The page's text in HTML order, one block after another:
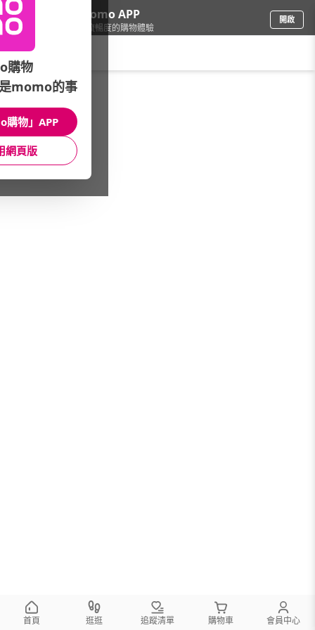
下載momo APP
給你3倍流暢度的購物體驗
開啟
品牌旗艦/PHILIPS 飛利浦 Saeco 咖啡機
功能分類
首頁 逛逛 追蹤清單 購物車 會員中心
購物
momo的事
購物」APP
網頁版